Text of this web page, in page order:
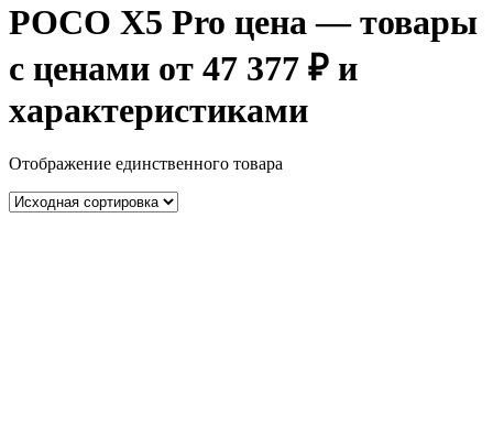
POCO X5 Pro цена — товары
с ценами от 47 377 ₽ и
характеристиками
Отображение единственного товара